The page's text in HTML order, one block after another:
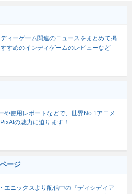
ィーゲーム関連のニュースをまとめて掲
すめのインディゲームのレビューなど
や使用レポートなどで、世界No.1アニメ
の魅力に迫ります！
ージ
エニックスより配信中の『ディシディア